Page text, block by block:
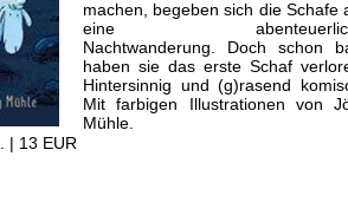
| 13 EUR
machen, begeben sich die Schafe
eine
Nachtwanderung. Doch schon
haben sie das erste Schaf
Hintersinnig und (g)rasend
Mit farbigen Illustrationen von
Mühle.